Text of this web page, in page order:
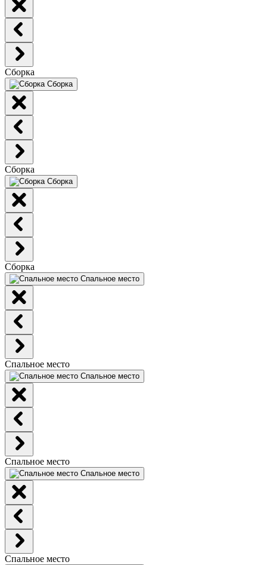
Сборка
Сборка
Сборка
Сборка
Сборка
Спальное место
Спальное место
Спальное место
Спальное место
Спальное место
Спальное место